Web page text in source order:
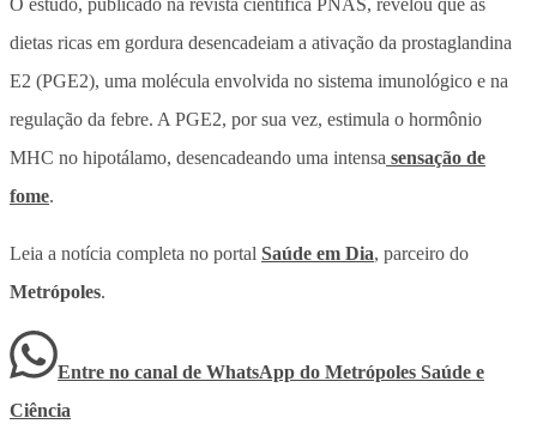
dietas ricas em gordura desencadeiam a ativação da prostaglandina
E2 (PGE2), uma molécula envolvida no sistema imunológico e na
regulação da febre. A PGE2, por sua vez, estimula o hormônio
MHC no hipotálamo, desencadeando uma intensa sensação de
fome.
Leia a notícia completa no portal Saúde em Dia, parceiro do
Metrópoles.
Entre no canal de WhatsApp do Metrópoles Saúde e
Ciência